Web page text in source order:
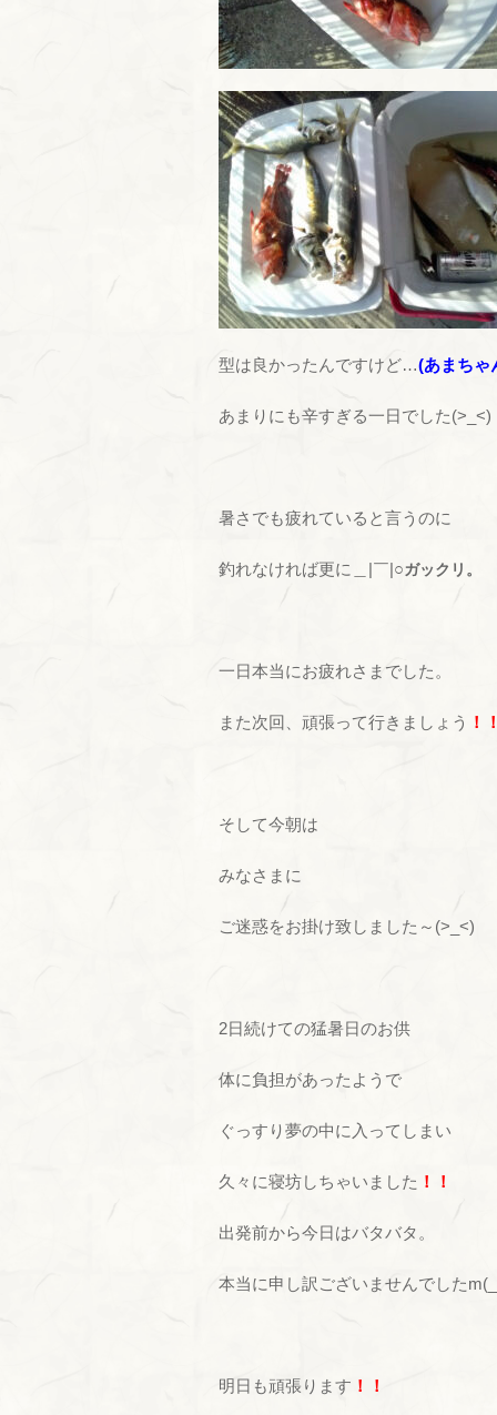
型は良かったんですけど…(あまちゃ
あまりにも辛すぎる一日でした(>_<)
暑さでも疲れていると言うのに
釣れなければ更に＿|￣|○ガックリ。
一日本当にお疲れさまでした。
また次回、頑張って行きましょう ！
そして今朝は
みなさまに
ご迷惑をお掛け致しました～(>_<)
2日続けての猛暑日のお供
体に負担があったようで
ぐっすり夢の中に入ってしまい
久々に寝坊しちゃいました ！！
出発前から今日はバタバタ。
本当に申し訳ございませんでした
明日も頑張ります ！！